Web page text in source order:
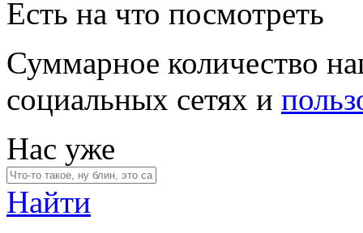
Есть на что посмотреть
Суммарное количество
социальных сетях и
Нас уже
Найти